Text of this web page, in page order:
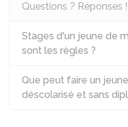
Questions ? Réponses !
Stages d'un jeune de
sont les règles ?
Que peut faire un
déscolarisé et sans